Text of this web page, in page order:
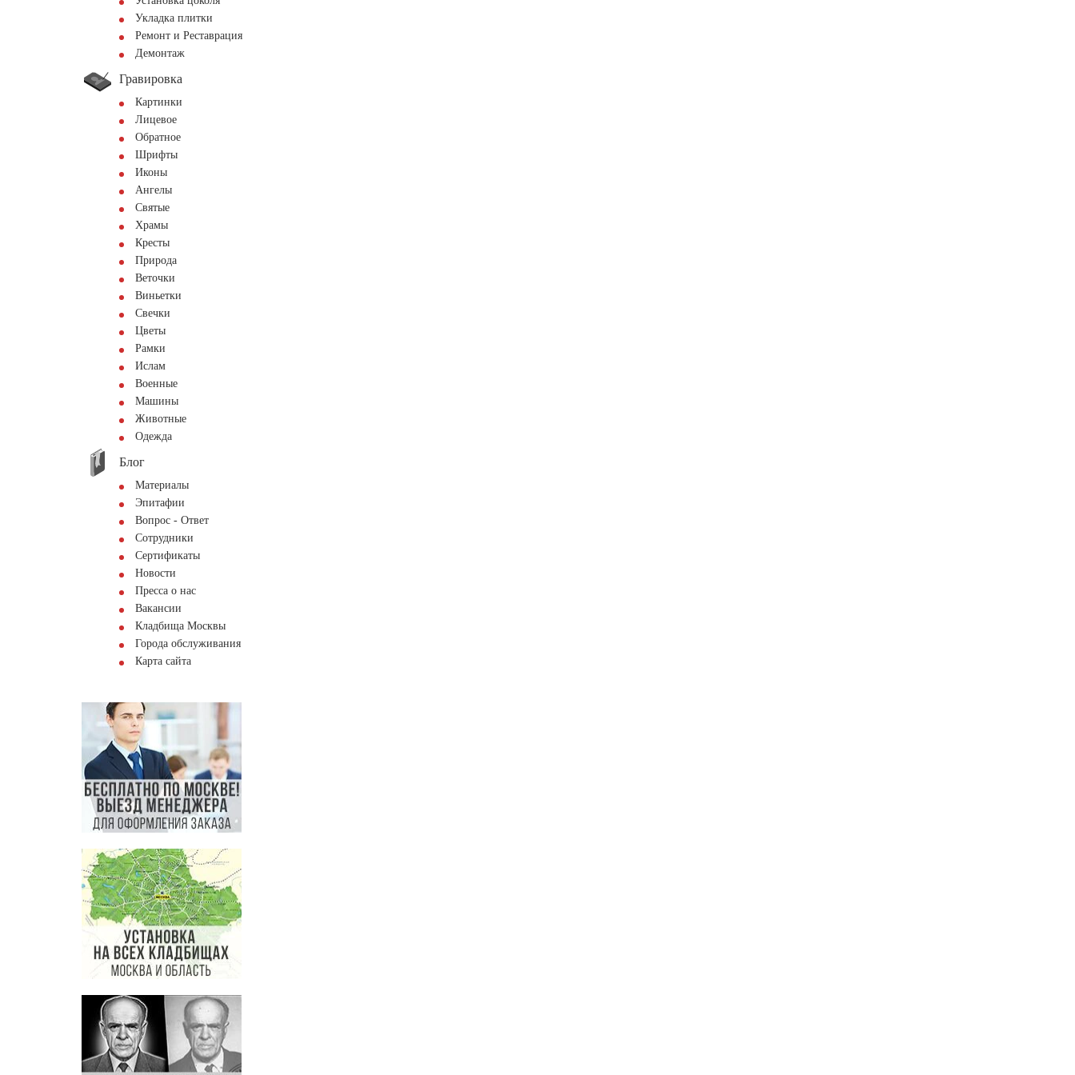
Укладка плитки
Ремонт и Реставрация
Демонтаж
Гравировка
Картинки
Лицевое
Обратное
Шрифты
Иконы
Ангелы
Святые
Храмы
Кресты
Природа
Веточки
Виньетки
Свечки
Цветы
Рамки
Ислам
Военные
Машины
Животные
Одежда
Блог
Материалы
Эпитафии
Вопрос - Ответ
Сотрудники
Сертификаты
Новости
Пресса о нас
Вакансии
Кладбища Москвы
Города обслуживания
Карта сайта